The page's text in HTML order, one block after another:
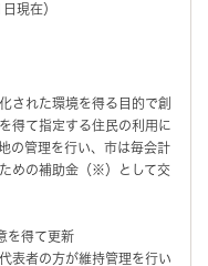
現在）
された環境を得る目的で創
得て指定する住民の利用に
の管理を行い、市は毎会計
めの補助金（※）として交
を得て更新
表者の方が維持管理を行い